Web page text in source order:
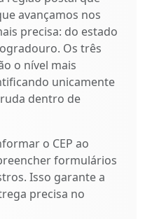
avançamos nos
precisa: do estado
Os três
o nível mais
unicamente
dentro de
o CEP ao
formulários
Isso garante a
precisa no